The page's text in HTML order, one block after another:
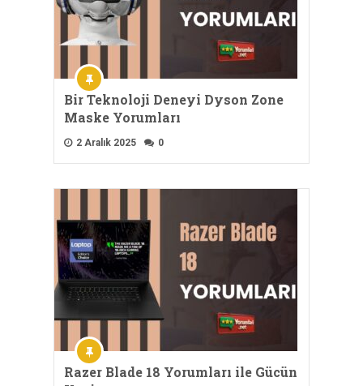
Bir Teknoloji Deneyi Dyson Zone
Maske Yorumları
2 Aralık 2025 0
Razer Blade 18 Yorumları ile Gücün